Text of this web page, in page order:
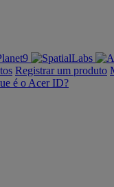
Registrar um produto
é o Acer ID?